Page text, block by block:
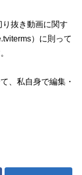
抜き動画に関す
）に則って
、私自身で編集・